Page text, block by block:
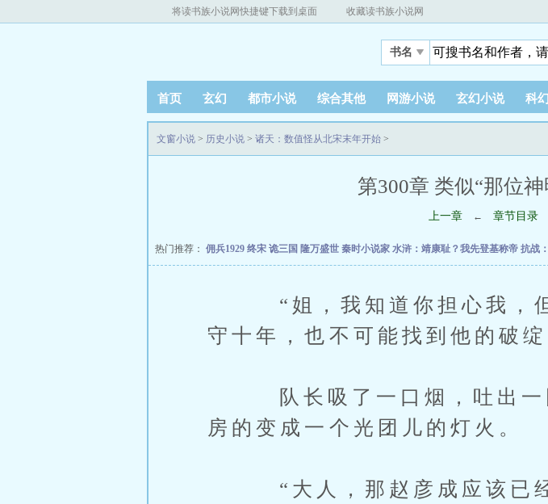
将读书族小说网快捷键下载到桌面 收藏读书族小说网
书名
首页 玄幻 都市小说 综合其他 网游小说 玄幻小说 科
文窗小说 > 历史小说 > 诸天：数值怪从北宋末年开始 >
第300章 类似“那位
上一章 ← 章节目录
热门推荐： 佣兵1929 终宋 诡三国 隆万盛世 秦时小说家 水浒：靖康耻？我先登基称帝 抗战
“姐，我知道你担心我，但
守十年，也不可能找到他的破
队长吸了一口烟，吐出一
房的变成一个光团儿的灯火。
“大人，那赵彦成应该已经